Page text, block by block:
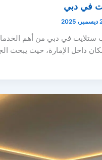
في دبي
ستلايت في دبي من أهم
داخل الإمارة، حيث يبحث